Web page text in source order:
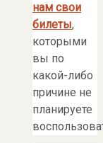
нам свои
билеты,
которыми
вы по
какой-либо
причине не
планируете